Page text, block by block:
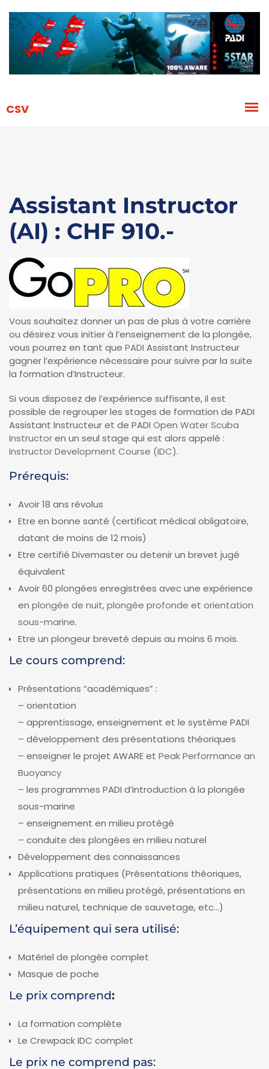
Assistant Instructor
(AI) : CHF 910.-
Vous souhaitez donner un pas de plus à votre carrière
ou désirez vous initier à l’enseignement de la plongée,
vous pourrez en tant que PADI Assistant Instructeur
gagner l’expérience nécessaire pour suivre par la suite
la formation d’Instructeur.
Si vous disposez de l’expérience suffisante, il est
possible de regrouper les stages de formation de PADI
Assistant Instructeur et de PADI Open Water Scuba
Instructoren un seul stage qui est alors appelé :
Instructor Development Course (IDC).
Prérequis:
Avoir 18 ans révolus
Etre en bonne santé (certificat médical obligatoire,
datant de moins de 12 mois)
Etre certifié Divemaster ou detenir un brevet jugé
équivalent
Avoir 60 plongées enregistrées avec une expérience
en plongée de nuit,plongée profonde et orientation
sous-marine.
Etre un plongeur breveté depuis au moins 6 mois.
Le cours comprend:
Présentations “académiques” :
– orientation
– apprentissage, enseignement et le système PADI
– développement des présentations théoriques
– enseigner le projet AWARE et Peak Performance an
Buoyancy
– les programmes PADI d’introduction à la plongée
sous-marine
– enseignement en milieu protégé
– conduite des plongées en milieu naturel
Développement des connaissances
Applications pratiques (Présentations théoriques,
présentations en milieu protégé, présentations en
milieu naturel, technique de sauvetage, etc…)
L’équipement qui sera utilisé:
Matériel de plongée complet
Masque de poche
Le prix comprend:
La formation complète
Le Crewpack IDC complet
Le prix ne comprend pas: